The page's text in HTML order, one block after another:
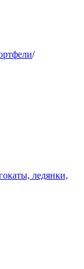
/
ледянки,